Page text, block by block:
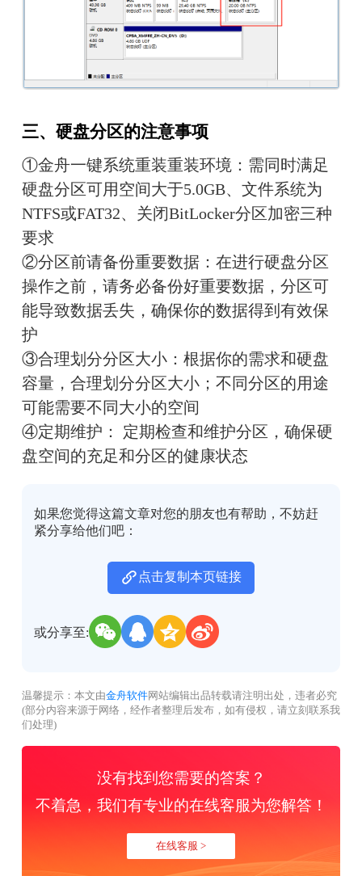
三、硬盘分区的注意事项
①金舟一键系统重装重装环境：需同时满足
硬盘分区可用空间大于5.0GB、文件系统为
NTFS或FAT32、关闭BitLocker分区加密三种
要求
②分区前请备份重要数据：在进行硬盘分区
操作之前，请务必备份好重要数据，分区可
能导致数据丢失，确保你的数据得到有效保
护
③合理划分分区大小：根据你的需求和硬盘
容量，合理划分分区大小；不同分区的用途
可能需要不同大小的空间
④定期维护： 定期检查和维护分区，确保硬
盘空间的充足和分区的健康状态
如果您觉得这篇文章对您的朋友也有帮助，不妨赶
紧分享给他们吧：
点击复制本页链接
或分享至:
温馨提示：本文由金舟软件网站编辑出品转载请注明出处，违者必究
(部分内容来源于网络，经作者整理后发布，如有侵权，请立刻联系我
们处理)
没有找到您需要的答案？
不着急，我们有专业的在线客服为您解答！
在线客服 >